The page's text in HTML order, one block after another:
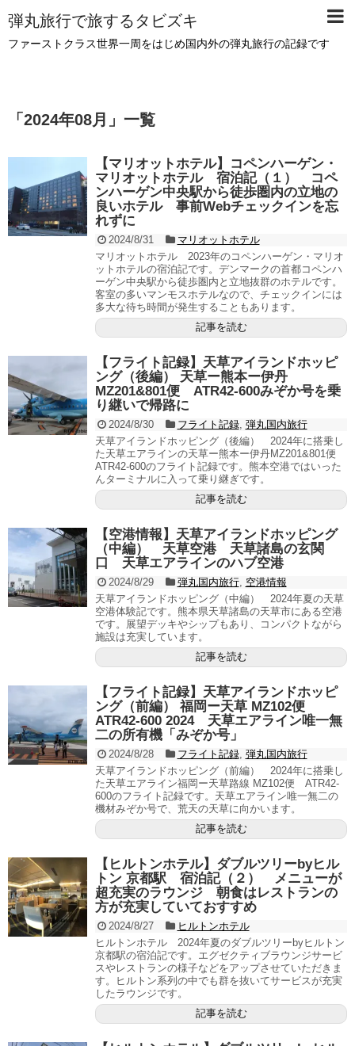
弾丸旅行で旅するタビズキ
ファーストクラス世界一周をはじめ国内外の弾丸旅行の記録です
「 2024年08月 」 一覧
【マリオットホテル】コペンハーゲン・
マリオットホテル 宿泊記（１） コペ
ンハーゲン中央駅から徒歩圏内の立地の
良いホテル 事前Webチェックインを忘
れずに
2024/8/31
マリオットホテル
マリオットホテル 2023年のコペンハーゲン・マリオ
ットホテルの宿泊記です。デンマークの首都コペンハ
ーゲン中央駅から徒歩圏内と立地抜群のホテルです。
客室の多いマンモスホテルなので、チェックインには
多大な待ち時間が発生することもあります。
記事を読む
【フライト記録】天草アイランドホッピ
ング（後編） 天草ー熊本ー伊丹
MZ201&801便 ATR42-600みぞか号を乗
り継いで帰路に
2024/8/30 フライト記録, 弾丸国内旅行
天草アイランドホッピング（後編） 2024年に搭乗し
た天草エアラインの天草ー熊本ー伊丹MZ201&801便
ATR42-600のフライト記録です。熊本空港ではいった
んターミナルに入って乗り継ぎです。
記事を読む
【空港情報】天草アイランドホッピング
（中編） 天草空港 天草諸島の玄関
口 天草エアラインのハブ空港
2024/8/29 弾丸国内旅行, 空港情報
天草アイランドホッピング（中編） 2024年夏の天草
空港体験記です。熊本県天草諸島の天草市にある空港
です。展望デッキやシップもあり、コンパクトながら
施設は充実しています。
記事を読む
【フライト記録】天草アイランドホッピ
ング（前編） 福岡ー天草 MZ102便
ATR42-600 2024 天草エアライン唯一無
二の所有機「みぞか号」
2024/8/28 フライト記録, 弾丸国内旅行
天草アイランドホッピング（前編） 2024年に搭乗し
た天草エアライン福岡ー天草路線 MZ102便 ATR42-
600のフライト記録です。天草エアライン唯一無二の
機材みぞか号で、荒天の天草に向かいます。
記事を読む
【ヒルトンホテル】ダブルツリーbyヒル
トン 京都駅 宿泊記（２） メニューが
超充実のラウンジ 朝食はレストランの
方が充実していておすすめ
2024/8/27
ヒルトンホテル
ヒルトンホテル 2024年夏のダブルツリーbyヒルトン
京都駅の宿泊記です。エグゼクティブラウンジサービ
スやレストランの様子などをアップさせていただきま
す。ヒルトン系列の中でも群を抜いてサービスが充実
したラウンジです。
記事を読む